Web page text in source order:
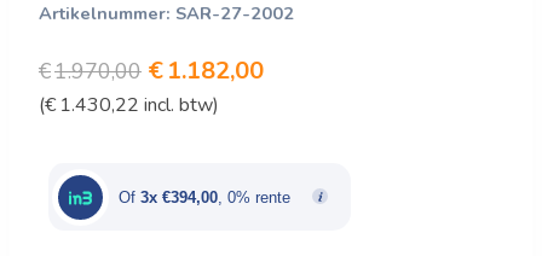
Artikelnummer: SAR-27-2002
€1.970,00 Oorspronkelijke
prijs
€1.970,00.
€1.182,00Huidige
€1.182,00.
(€ 1.430,22 incl. btw)
Of 3x €394,00, 0% rente